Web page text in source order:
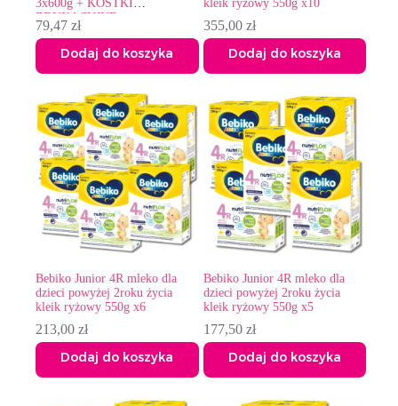
3x600g + KOSTKI
EDUKACYJNE
79,47 zł
Dodaj do koszyka
kleik ryżowy 550g x10
355,00 zł
Dodaj do koszyka
Bebiko Junior 4R mleko dla
dzieci powyżej 2roku życia
kleik ryżowy 550g x6
213,00 zł
Dodaj do koszyka
Bebiko Junior 4R mleko dla
dzieci powyżej 2roku życia
kleik ryżowy 550g x5
177,50 zł
Dodaj do koszyka